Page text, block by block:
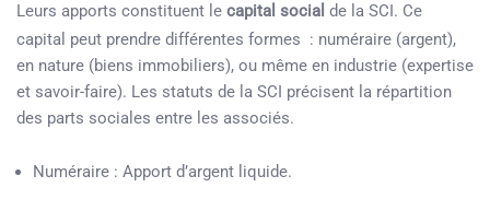
Leurs apports constituent le capital social de la SCI. Ce
capital peut prendre différentes formes : numéraire (argent),
en nature (biens immobiliers), ou même en industrie (expertise
et savoir-faire). Les statuts de la SCI précisent la répartition
des parts sociales entre les associés.
Numéraire : Apport d’argent liquide.